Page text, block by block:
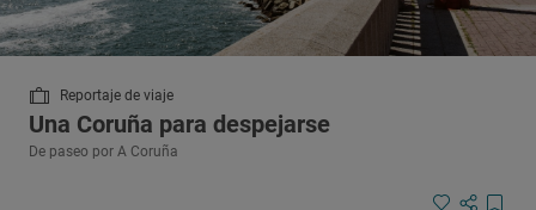
Reportaje de viaje
Una Coruña para despejarse
De paseo por A Coruña